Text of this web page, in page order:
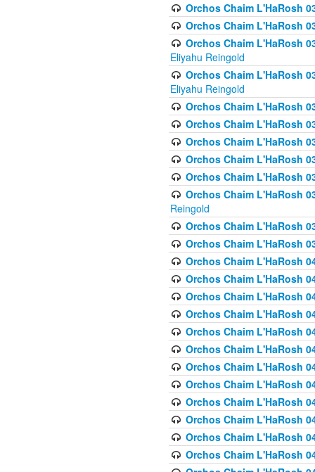
Orchos Chaim L'HaRosh
Orchos Chaim L'HaRosh
Orchos Chaim L'HaRosh
Eliyahu Reingold
Orchos Chaim L'HaRosh
Eliyahu Reingold
Orchos Chaim L'HaRosh
Orchos Chaim L'HaRosh
Orchos Chaim L'HaRosh
Orchos Chaim L'HaRosh
Orchos Chaim L'HaRosh
Orchos Chaim L'HaRosh
Reingold
Orchos Chaim L'HaRosh
Orchos Chaim L'HaRosh
Orchos Chaim L'HaRosh
Orchos Chaim L'HaRosh
Orchos Chaim L'HaRosh
Orchos Chaim L'HaRosh
Orchos Chaim L'HaRosh
Orchos Chaim L'HaRosh
Orchos Chaim L'HaRosh
Orchos Chaim L'HaRosh
Orchos Chaim L'HaRosh
Orchos Chaim L'HaRosh
Orchos Chaim L'HaRosh
Orchos Chaim L'HaRosh